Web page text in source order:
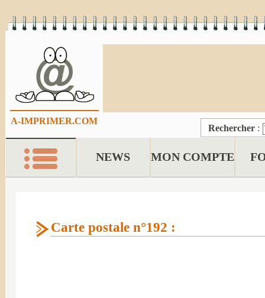
A-IMPRIMER.COM
Rechercher :
NEWS MON COMPTE
Carte postale n°192 :